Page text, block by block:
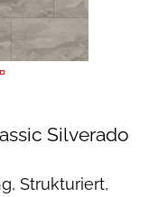
Silverado
Strukturiert,